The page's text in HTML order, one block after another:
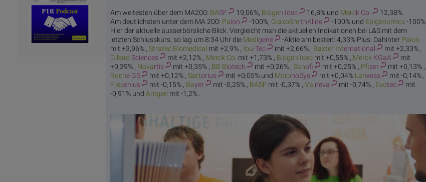
Am weitesten über dem MA200: BASF 19,06%, Biogen Idec 16,8% und Merck Co.
12,38%.
Am deutlichsten unter dem MA 200: Paion -100%, GlaxoSmithKline -100% und Epigenomics-100%.
Hier der aktuelle ausserbörsliche Blick. Vergleicht man die aktuellen Indikationen bei L&S mit dem
letzten Schlusskurs, so lag um 8:34 Uhr die Medigene -Aktie am besten: 4,33% Plus. Dahinter Paion
mit +3,96% , Stratec Biomedical mit +2,9% , Ibu-Tec mit +2,66% , Baxter International
mit +2,33% ,
Gilead Sciences mit +2,12% , Merck Co. mit +1,73% , Biogen Idecmit +0,55% , Merck KGaA
mit
+0,39% , Novartis mit +0,35% , BB Biotech mit +0,26% , Sanofi mit +0,25% , Pfizer
mit +0,13% ,
Roche GS mit +0,12% , Sartorius mit +0,05% und MorphoSys mit +0,04% Lanxess
mit -0,14% ,
Fresenius mit -0,15% , Bayer mit -0,25% , BASFmit -0,37% , Valneva mit -0,74% , Evotec
mit
-0,91% und Amgen mit -1,2% .